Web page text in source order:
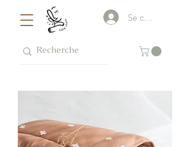
Se connecter